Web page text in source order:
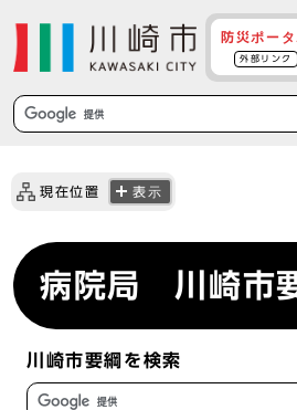
防災ポータ
外部リンク
現在位置 表示
病院局 川崎市
川崎市要綱を検索